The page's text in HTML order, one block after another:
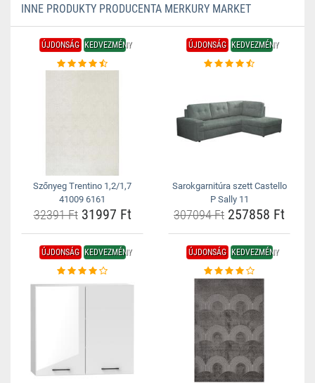
INNE PRODUKTY PRODUCENTA MERKURY MARKET
ÚJDONSÁG KEDVEZMÉNY
Szőnyeg Trentino 1,2/1,7
41009 6161
32391 Ft31997 Ft
ÚJDONSÁG KEDVEZMÉNY
Sarokgarnitúra szett Castello
P Sally 11
307094 Ft 257858 Ft
ÚJDONSÁG KEDVEZMÉNY ÚJDONSÁG KEDVEZMÉNY